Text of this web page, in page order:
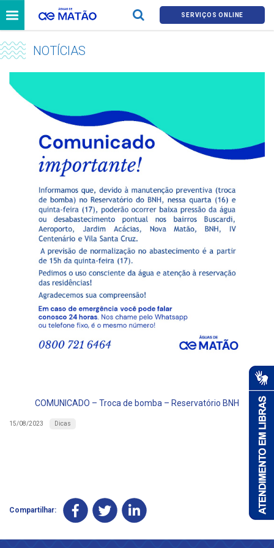
SERVIÇOS ONLINE
NOTÍCIAS
COMUNICADO – Troca de bomba – Reservatório BNH
15/08/2023 Dicas
Compartilhar: